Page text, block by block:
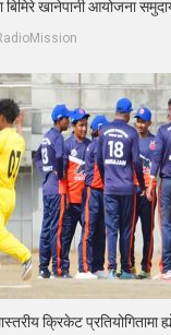
बिमिरे खानेपानी आयोजना
क्रिकेट प्रतियोगितामा